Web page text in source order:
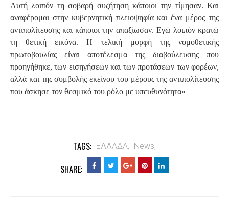
Αυτή λοιπόν τη σοβαρή συζήτηση κάποιοι την τίμησαν. Και
αναφέρομαι στην κυβερνητική πλειοψηφία και ένα μέρος της
αντιπολίτευσης και κάποιοι την απαξίωσαν. Εγώ λοιπόν κρατώ
τη θετική εικόνα. Η τελική μορφή της νομοθετικής
πρωτοβουλίας είναι αποτέλεσμα της διαβούλευσης που
προηγήθηκε, των εισηγήσεων και των προτάσεων των φορέων,
αλλά και της συμβολής εκείνου του μέρους της αντιπολίτευσης
που άσκησε τον θεσμικό του ρόλο με υπευθυνότητα»
TAGS: ΕΛΛΑΔΑ, News,
SHARE: